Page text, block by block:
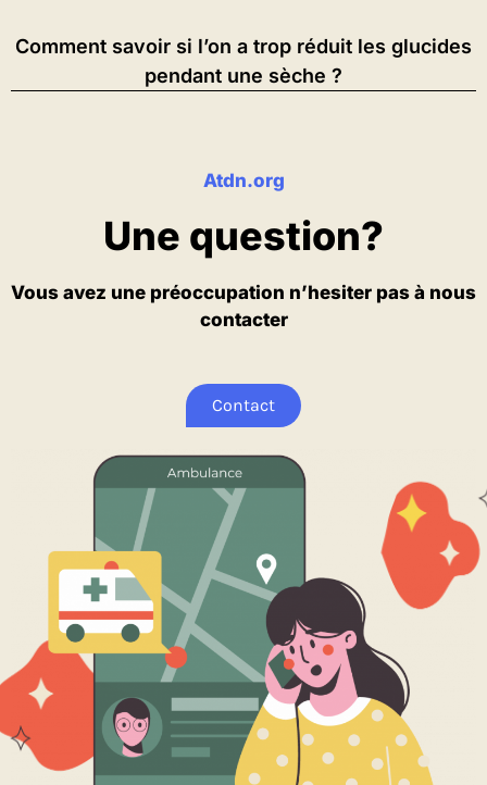
Comment savoir si l’on a trop réduit les glucides
pendant une sèche ?
Atdn.org
Une question?
Vous avez une préoccupation n’hesiter pas à nous
contacter
Contact